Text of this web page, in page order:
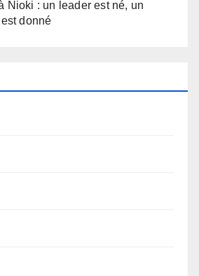
Nioki : un leader est né, un
donné